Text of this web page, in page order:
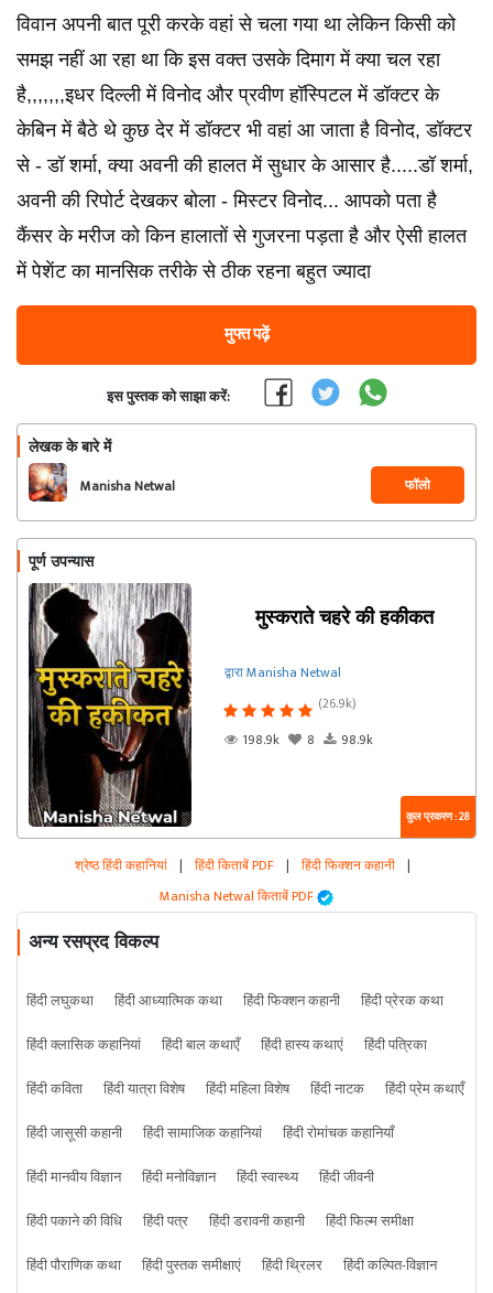
विवान अपनी बात पूरी करके वहां से चला गया था लेकिन किसी को
समझ नहीं आ रहा था कि इस वक्त उसके दिमाग में क्या चल रहा
है,,,,,,,इधर दिल्ली में विनोद और प्रवीण हॉस्पिटल में डॉक्टर के
केबिन में बैठे थे कुछ देर में डॉक्टर भी वहां आ जाता है विनोद, डॉक्टर
से - डॉ शर्मा, क्या अवनी की हालत में सुधार के आसार है.....डॉ शर्मा,
अवनी की रिपोर्ट देखकर बोला - मिस्टर विनोद... आपको पता है
कैंसर के मरीज को किन हालातों से गुजरना पड़ता है और ऐसी हालत
में पेशेंट का मानसिक तरीके से ठीक रहना बहुत ज्यादा
मुफ्त पढ़ें
इस पुस्तक को साझा करें:
लेखक के बारे में
Manisha Netwal फॉलो
पूर्ण उपन्यास
मुस्कराते चहरे की हकीकत
द्वारा Manisha Netwal
(26.9k)
198.9k
8 98.9k
कुल प्रकरण : 28
श्रेष्ठ हिंदी कहानियां | हिंदी किताबें PDF | हिंदी फिक्शन कहानी |
Manisha Netwal किताबें PDF
अन्य रसप्रद विकल्प
हिंदी लघुकथा हिंदी आध्यात्मिक कथा हिंदी फिक्शन कहानी
हिंदी प्रेरक कथा
हिंदी क्लासिक कहानियां
हिंदी बाल कथाएँ हिंदी हास्य कथाएं
हिंदी पत्रिका
हिंदी कविता
हिंदी यात्रा विशेष हिंदी महिला विशेष हिंदी नाटक
हिंदी प्रेम कथाएँ
हिंदी जासूसी कहानी
हिंदी सामाजिक कहानियां
हिंदी रोमांचक कहानियाँ
हिंदी मानवीय विज्ञान
हिंदी मनोविज्ञान हिंदी स्वास्थ्य
हिंदी जीवनी
हिंदी पकाने की विधि
हिंदी पत्र हिंदी डरावनी कहानी
हिंदी फिल्म समीक्षा
हिंदी पौराणिक कथा
हिंदी पुस्तक समीक्षाएं हिंदी थ्रिलर हिंदी कल्पित-विज्ञान